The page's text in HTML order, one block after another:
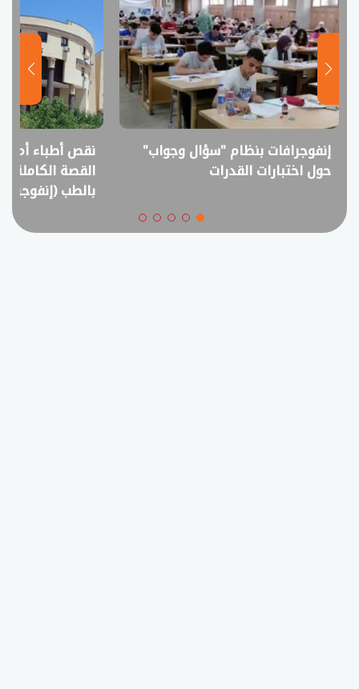
نقص أطباء أم فائض خريجين؟..
القصة الكاملة لمقترح خفض القبول
انفوجراف..
في امتحانات